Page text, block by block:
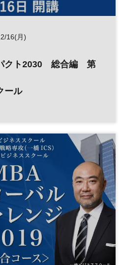
16(月)
クト2030 総合編 第
ール